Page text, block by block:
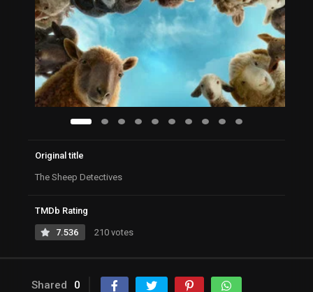
Original title
The Sheep Detectives
TMDb Rating
7.536 210 votes
Shared 0